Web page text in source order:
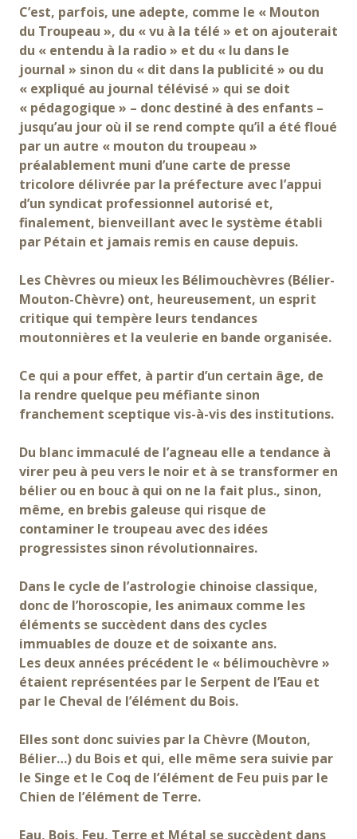
C’est, parfois, une adepte, comme le « Mouton
du Troupeau », du « vu à la télé » et on ajouterait
du « entendu à la radio » et du « lu dans le
journal » sinon du « dit dans la publicité » ou du
« expliqué au journal télévisé » qui se doit
« pédagogique » – donc destiné à des enfants –
jusqu’au jour où il se rend compte qu’il a été floué
par un autre « mouton du troupeau »
préalablement muni d’une carte de presse
tricolore délivrée par la préfecture avec l’appui
d’un syndicat professionnel autorisé et,
finalement, bienveillant avec le système établi
par Pétain et jamais remis en cause depuis.
Les Chèvres ou mieux les Bélimouchèvres (Bélier-
Mouton-Chèvre) ont, heureusement, un esprit
critique qui tempère leurs tendances
moutonnières et la veulerie en bande organisée.
Ce qui a pour effet, à partir d’un certain âge, de
la rendre quelque peu méfiante sinon
franchement sceptique vis-à-vis des institutions.
Du blanc immaculé de l’agneau elle a tendance à
virer peu à peu vers le noir et à se transformer en
bélier ou en bouc à qui on ne la fait plus., sinon,
même, en brebis galeuse qui risque de
contaminer le troupeau avec des idées
progressistes sinon révolutionnaires.
Dans le cycle de l’astrologie chinoise classique,
donc de l’horoscopie, les animaux comme les
éléments se succèdent dans des cycles
immuables de douze et de soixante ans.
Les deux années précédent le « bélimouchèvre »
étaient représentées par le Serpent de l’Eau et
par le Cheval de l’élément du Bois.
Elles sont donc suivies par la Chèvre (Mouton,
Bélier…) du Bois et qui, elle même sera suivie par
le Singe et le Coq de l’élément de Feu puis par le
Chien de l’élément de Terre.
Eau, Bois, Feu, Terre et Métal se succèdent dans